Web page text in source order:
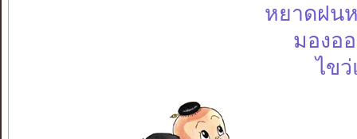
หยาดฝน
มองอ
ไข